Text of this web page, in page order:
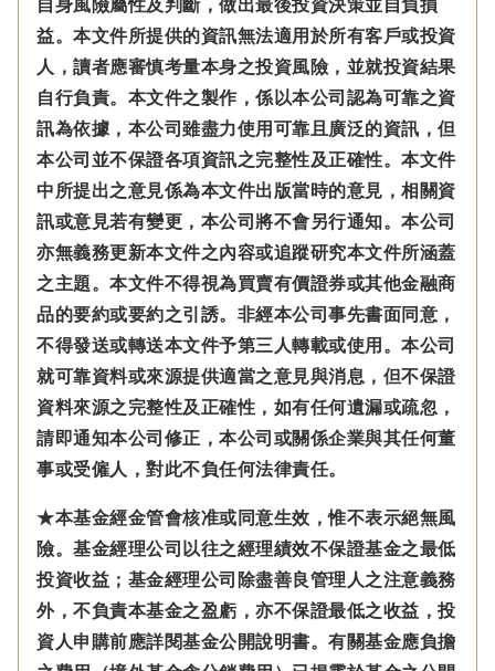
自身風險屬性及判斷，做出最後投資決策並自負損
益。本文件所提供的資訊無法適用於所有客戶或投資
人，讀者應審慎考量本身之投資風險，並就投資結果
自行負責。本文件之製作，係以本公司認為可靠之資
訊為依據，本公司雖盡力使用可靠且廣泛的資訊，但
本公司並不保證各項資訊之完整性及正確性。本文件
中所提出之意見係為本文件出版當時的意見，相關資
訊或意見若有變更，本公司將不會另行通知。本公司
亦無義務更新本文件之內容或追蹤研究本文件所涵蓋
之主題。本文件不得視為買賣有價證券或其他金融商
品的要約或要約之引誘。非經本公司事先書面同意，
不得發送或轉送本文件予第三人轉載或使用。本公司
就可靠資料或來源提供適當之意見與消息，但不保證
資料來源之完整性及正確性，如有任何遺漏或疏忽，
請即通知本公司修正，本公司或關係企業與其任何董
事或受僱人，對此不負任何法律責任。
★本基金經金管會核准或同意生效，惟不表示絕無風
險。基金經理公司以往之經理績效不保證基金之最低
投資收益；基金經理公司除盡善良管理人之注意義務
外，不負責本基金之盈虧，亦不保證最低之收益，投
資人申購前應詳閱基金公開說明書。有關基金應負擔